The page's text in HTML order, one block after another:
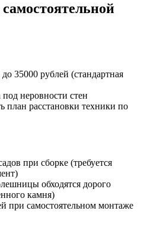
35000 рублей (стандартная
неровности стен
план расстановки техники по
при сборке (требуется
обходятся дорого
камня)
при самостоятельном монтаже